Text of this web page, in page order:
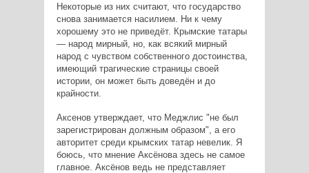
Некоторые из них считают, что государство
снова занимается насилием. Ни к чему
хорошему это не приведёт. Крымские татары
— народ мирный, но, как всякий мирный
народ с чувством собственного достоинства,
имеющий трагические страницы своей
истории, он может быть доведён и до
крайности.
Аксенов утверждает, что Меджлис "не был
зарегистрирован должным образом", а его
авторитет среди крымских татар невелик. Я
боюсь, что мнение Аксёнова здесь не самое
главное. Аксёнов ведь не представляет